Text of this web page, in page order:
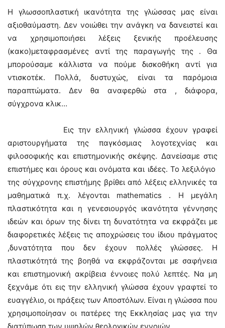
Η γλωσσοπλαστική ικανότητα της γλώσσας μας είναι
αξιοθαύμαστη. Δεν νοιώθει την ανάγκη να δανειστεί και
να χρησιμοποιήσει λέξεις ξενικής προέλευσης
(κακο)μεταφρασμένες αντί της παραγωγής της . Θα
μπορούσαμε κάλλιστα να πούμε δισκοθήκη αντί για
ντισκοτέκ. Πολλά, δυστυχώς, είναι τα παρόμοια
παραπτώματα. Δεν θα αναφερθώ στα , διάφορα,
σύγχρονα κλικ…
Εις την ελληνική γλώσσα έχουν γραφεί
αριστουργήματα της παγκόσμιας λογοτεχνίας και
φιλοσοφικής και επιστημονικής σκέψης. Δανείσαμε στις
επιστήμες και όρους και ονόματα και ιδέες. Το λεξιλόγιο
της σύγχρονης επιστήμης βρίθει από λέξεις ελληνικές τα
μαθηματικά π.χ. λέγονται mathematics . Η μεγάλη
πλαστικότητα και η γενεσιουργός ικανότητα γέννησης
ιδεών και όρων της δίνει τη δυνατότητα να εκφράζει με
διαφορετικές λέξεις τις αποχρώσεις του ίδιου πράγματος
,δυνατότητα που δεν έχουν πολλές γλώσσες. Η
πλαστικότητά της βοηθά να εκφράζονται με σαφήνεια
και επιστημονική ακρίβεια έννοιες πολύ λεπτές. Να μη
ξεχνάμε ότι εις την ελληνική γλώσσα έχουν γραφτεί το
ευαγγέλιο, οι πράξεις των Αποστόλων. Είναι η γλώσσα που
χρησιμοποίησαν οι πατέρες της Εκκλησίας μας για την